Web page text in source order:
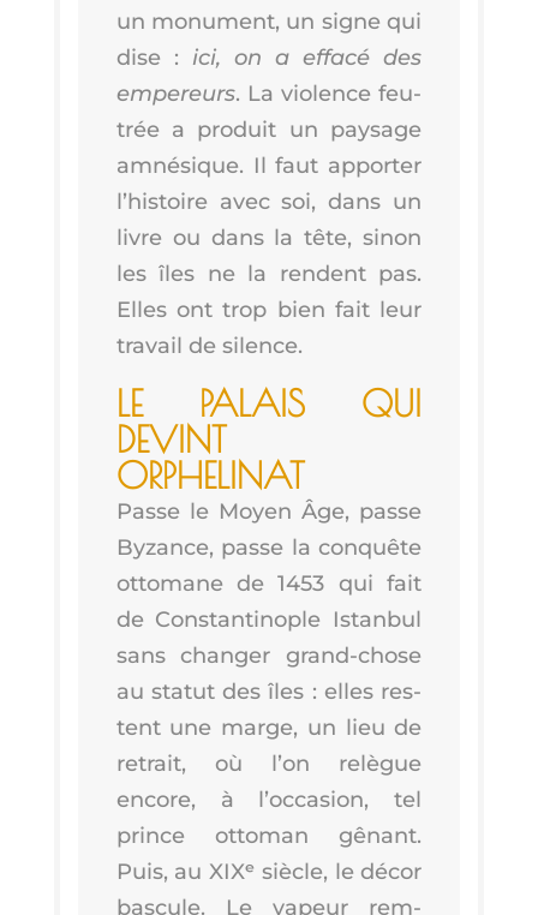
un monu­ment, un signe qui
dise : ici, on a effa­cé des
empe­reurs. La vio­lence feu­
trée a pro­duit un pay­sage
amné­sique. Il faut appor­ter
l’his­toire avec soi, dans un
livre ou dans la tête, sinon
les îles ne la rendent pas.
Elles ont trop bien fait leur
tra­vail de silence.
LE PALAIS QUI
DEVINT
ORPHELINAT
Passe le Moyen Âge, passe
Byzance, passe la conquête
otto­mane de 1453 qui fait
de Constan­ti­nople Istan­bul
sans chan­ger grand-chose
au sta­tut des îles : elles res­
tent une marge, un lieu de
retrait, où l’on relègue
encore, à l’oc­ca­sion, tel
prince otto­man gênant.
Puis, au XIXᵉ siècle, le décor
bas­cule. Le vapeur rem­